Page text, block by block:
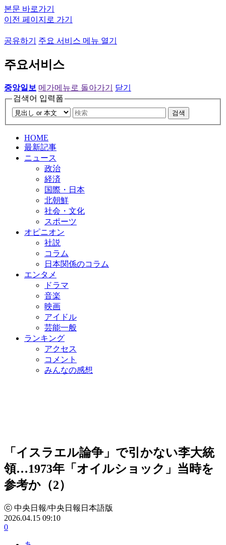
본문 바로가기
이전 페이지로 가기
공유하기 주요 서비스 메뉴 열기
주요서비스
중앙일보 메가메뉴로 돌아가기
닫기
검색어 입력폼
검색
HOME
最新記事
ニュース
政治
経済
国際・日本
北朝鮮
社会・文化
スポーツ
オピニオン
社説
コラム
日本関係のコラム
エンタメ
ドラマ
音楽
映画
アイドル
芸能一般
ランキング
アクセス
コメント
みんなの感想
「イスラエル論争」で引かない李大統
領…1973年「オイルショック」当時を
参考か（2）
ⓒ 中央日報/中央日報日本語版
2026.04.15 09:10
0